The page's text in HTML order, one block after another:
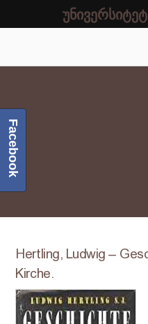
Hertling, Ludwig –
Kirche.
Facebook